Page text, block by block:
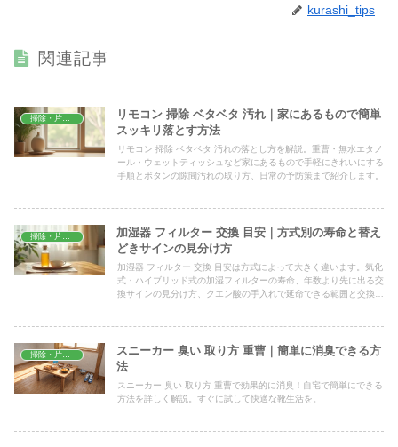
kurashi_tips
関連記事
掃除・片付け
リモコン 掃除 ベタベタ 汚れ｜家にあるもので簡単
スッキリ落とす方法
リモコン 掃除 ベタベタ 汚れの落とし方を解説。重曹・無水エタノ
ール・ウェットティッシュなど家にあるもので手軽にきれいにする
手順とボタンの隙間汚れの取り方、日常の予防策まで紹介します。
加湿器 フィルター 交換 目安｜方式別の寿命と替え
どきサインの見分け方
加湿器 フィルター 交換 目安は方式によって大きく違います。気化
式・ハイブリッド式の加湿フィルターの寿命、年数より先に出る交
換サインの見分け方、クエン酸の手入れで延命できる範囲と交換す
スニーカー 臭い 取り方 重曹｜簡単に消臭できる方
法
スニーカー 臭い 取り方 重曹で効果的に消臭！自宅で簡単にできる
方法を詳しく解説。すぐに試して快適な靴生活を。